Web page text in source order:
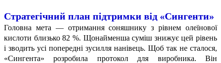
Стратегічний план підтримки від «Сингенти»
Головна мета — отримання соняшнику з рівнем олеїнової
кислоти близько 82 %. Щонайменша суміш знижує цей рівень
і зводить усі попередні зусилля нанівець. Щоб так не сталося,
«Сингента» розробила протокол для виробника. Він